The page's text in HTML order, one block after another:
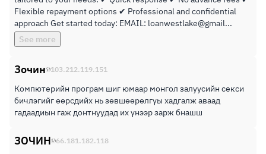
Flexible repayment options ✔ Professional and confidential
approach Get started today: EMAIL: loanwestlake@gmail...
See more
Зочин 103.212.119.151
Компютерийн програм шиг юмаар монгол залуусийн секси
бичлэгийг өөрсдийх нь зөвшөөрөлгүы хадгалж аваад
гадаадиын гаж донтнуудад их үнээр зарж бнашш
ЗОЧИН 66.181.182.118